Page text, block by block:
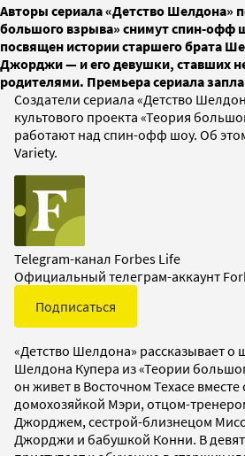
Авторы сериала «Детство Шелдона»
большого взрыва» снимут спин-офф
посвящен истории старшего брата
Джорджи — и его девушки, ставших
родителями. Премьера сериала
Создатели сериала «Детство
культового проекта «Теория
работают над спин-офф шоу. Об
Variety.
Telegram-канал Forbes Life
Официальный телеграм-аккаунт
Подписаться
«Детство Шелдона» рассказывает о
Шелдона Купера из «Теории
он живет в Восточном Техасе
домохозяйкой Мэри, отцом-
Джорджем, сестрой-близнецом
Джорджи и бабушкой Конни. В